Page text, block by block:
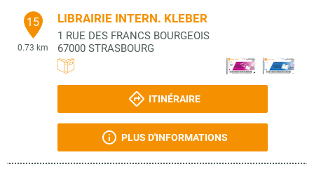
15
0.73 km
LIBRAIRIE INTERN. KLEBER
1 RUE DES FRANCS BOURGEOIS
67000 STRASBOURG
ITINÉRAIRE
PLUS D'INFORMATIONS